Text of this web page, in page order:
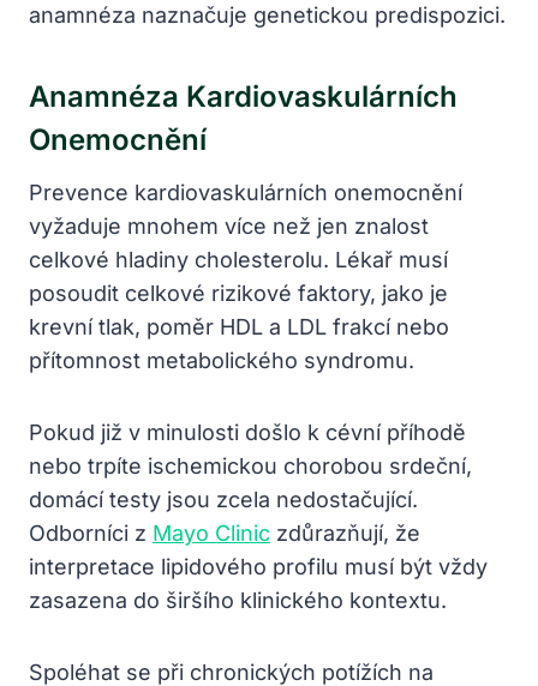
anamnéza naznačuje genetickou predispozici.
Anamnéza Kardiovaskulárních
Onemocnění
Prevence kardiovaskulárních onemocnění
vyžaduje mnohem více než jen znalost
celkové hladiny cholesterolu. Lékař musí
posoudit celkové rizikové faktory, jako je
krevní tlak, poměr HDL a LDL frakcí nebo
přítomnost metabolického syndromu.
Pokud již v minulosti došlo k cévní příhodě
nebo trpíte ischemickou chorobou srdeční,
domácí testy jsou zcela nedostačující.
Odborníci z Mayo Clinic zdůrazňují, že
interpretace lipidového profilu musí být vždy
zasazena do širšího klinického kontextu.
Spoléhat se při chronických potížích na